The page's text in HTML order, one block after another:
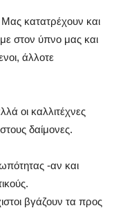
Μας κατατρέχουν και
στον ύπνο μας και
άλλοτε
οι καλλιτέχνες
δαίμονες.
-αν και
βγάζουν τα προς